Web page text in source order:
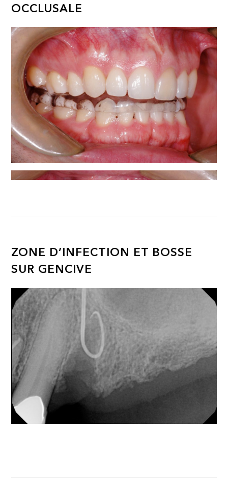
OCCLUSALE
ZONE D’INFECTION ET BOSSE
SUR GENCIVE